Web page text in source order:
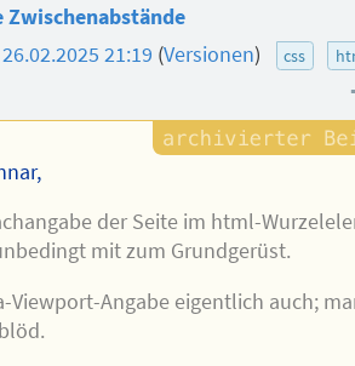
Zwischenabstände
26.02.2025 21:19 (Versionen) css
der Seite im html-
mit zum Grundgerüst.
Viewport-Angabe eigentlich auch;